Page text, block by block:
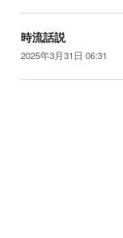
時流話説
2025年3月31日 06:31